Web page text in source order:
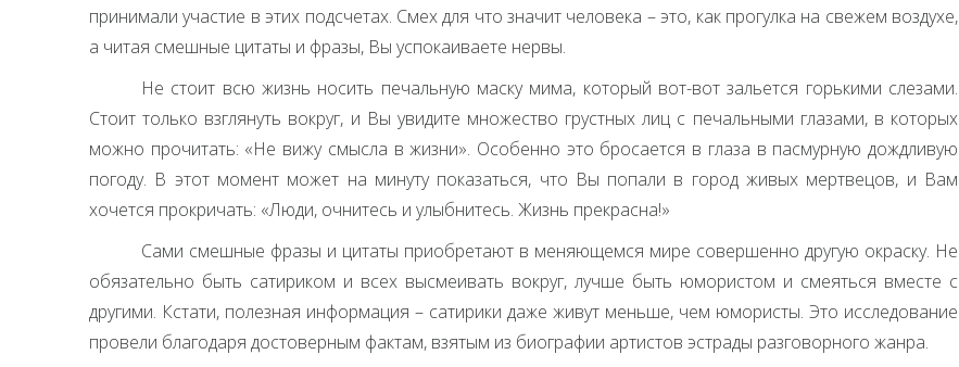
принимали участие в этих подсчетах. Смех для что значит человека – это, как прогулка на свежем воздухе,
а читая смешные цитаты и фразы, Вы успокаиваете нервы.
Не стоит всю жизнь носить печальную маску мима, который вот-вот зальется горькими слезами.
Стоит только взглянуть вокруг, и Вы увидите множество грустных лиц с печальными глазами, в которых
можно прочитать: «Не вижу смысла в жизни». Особенно это бросается в глаза в пасмурную дождливую
погоду. В этот момент может на минуту показаться, что Вы попали в город живых мертвецов, и Вам
хочется прокричать: «Люди, очнитесь и улыбнитесь. Жизнь прекрасна!»
Сами смешные фразы и цитаты приобретают в меняющемся мире совершенно другую окраску. Не
обязательно быть сатириком и всех высмеивать вокруг, лучше быть юмористом и смеяться вместе с
другими. Кстати, полезная информация – сатирики даже живут меньше, чем юмористы. Это исследование
провели благодаря достоверным фактам, взятым из биографии артистов эстрады разговорного жанра.